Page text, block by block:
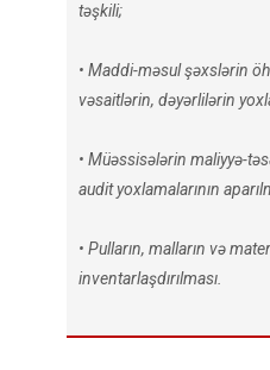
təşkili;
• Maddi-məsul şəxslərin
vəsaitlərin, dəyərlilərin
• Müəssisələrin maliyyə-
audit yoxlamalarının
• Pulların, malların və
inventarlaşdırılması.